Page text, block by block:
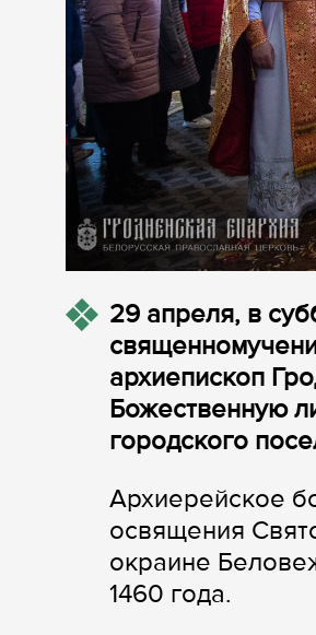
29 апреля, в
архиепископ
Божественную
городского
Архиерейское
освящения
окраине
1460 года.